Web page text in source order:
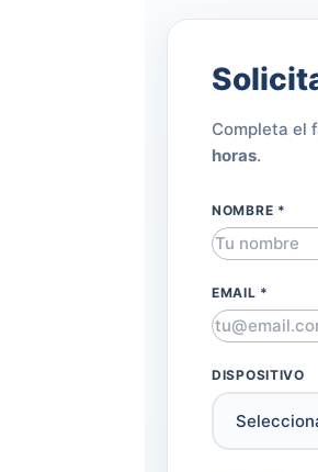
Completa el
horas.
NOMBRE *
EMAIL *
DISPOSITIVO